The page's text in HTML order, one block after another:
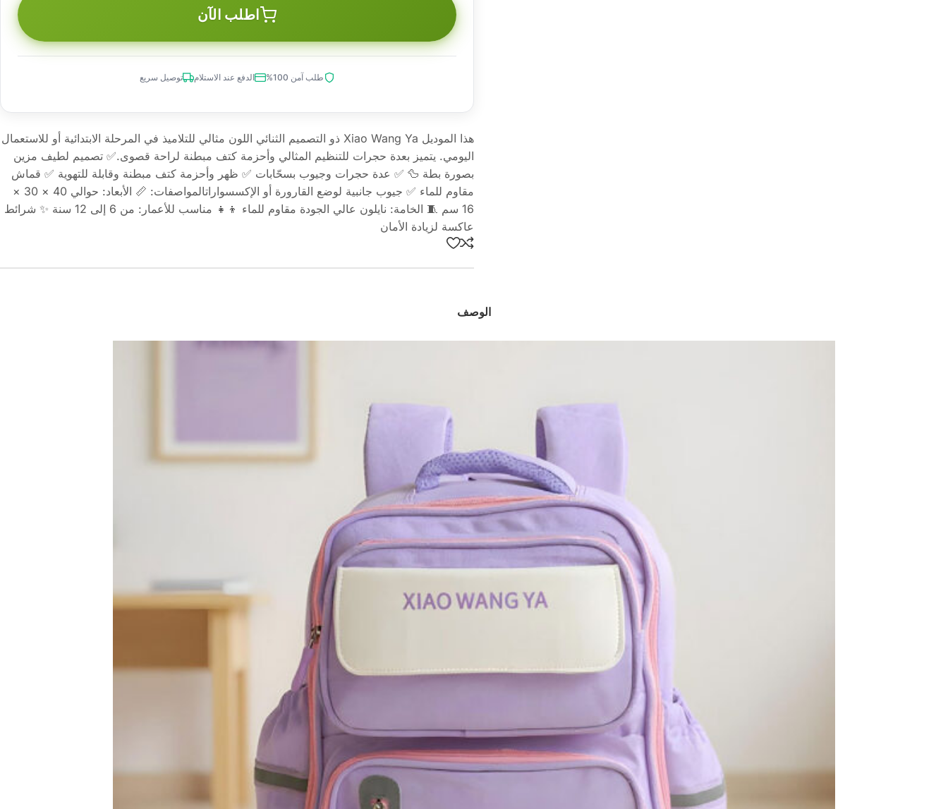
اطلب الآن
طلب آمن 100% الدفع عند الاستلام توصيل سريع
هذا الموديل Xiao Wang Ya ذو التصميم الثنائي اللون مثالي للتلاميذ في المرحلة الابتدائية أو للاستعمال
اليومي. يتميز بعدة حجرات للتنظيم المثالي وأحزمة كتف مبطنة لراحة قصوى.✅ تصميم لطيف مزين
بصورة بطة 🦆 ✅ عدة حجرات وجيوب بسحّابات ✅ ظهر وأحزمة كتف مبطنة وقابلة للتهوية ✅ قماش
مقاوم للماء ✅ جيوب جانبية لوضع القارورة أو الإكسسواراتالمواصفات: 📏 الأبعاد: حوالي 40 × 30 ×
16 سم 🧵 الخامة: نايلون عالي الجودة مقاوم للماء 👦👧 مناسب للأعمار: من 6 إلى 12 سنة ✨ شرائط
عاكسة لزيادة الأمان
الوصف